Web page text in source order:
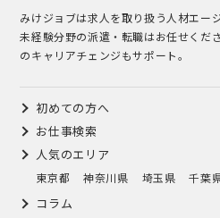
みけジョブは求人を取り扱う人材エー
未経験分野の派遣・転職はお任せくだ
のキャリアチェンジもサポート。
初めての方へ
お仕事検索
人気のエリア
東京都 神奈川県 埼玉県 千葉
コラム